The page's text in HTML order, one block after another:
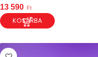
13 590 Ft
KOSÁRBA